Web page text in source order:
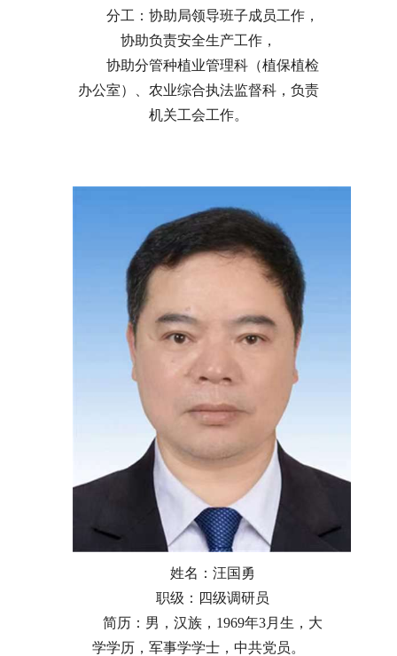
分工：协助局领导班子成员工作，
协助负责安全生产工作，
协助分管种植业管理科（植保植检
办公室）、农业综合执法监督科，负责
机关工会工作。
姓名：汪国勇
职级：四级调研员
简历：男，汉族，1969年3月生，大
学学历，军事学学士，中共党员。